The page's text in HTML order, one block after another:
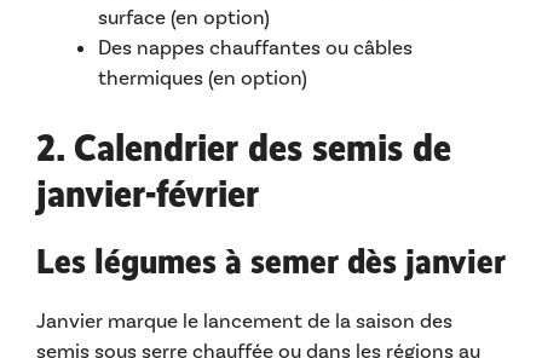
surface (en option)
Des nappes chauffantes ou câbles
thermiques (en option)
2. Calendrier des semis de
janvier-février
Les légumes à semer dès janvier
Janvier marque le lancement de la saison des
semis sous serre chauffée ou dans les régions au